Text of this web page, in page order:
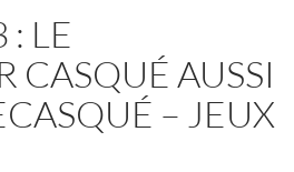
: LE
CASQUÉ AUSSI
– JEUX